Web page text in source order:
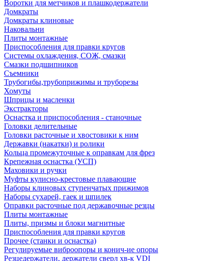
Воротки для метчиков и плашкодержатели
Домкраты
Домкраты клиновые
Наковальни
Плиты монтажные
Приспособления для правки кругов
Системы охлаждения, СОЖ, смазки
Смазки подшипников
Съемники
Трубогибы,трубоприжимы и труборезы
Хомуты
Шприцы и масленки
Экстракторы
Оснастка и приспособления - станочные
Головки делительные
Головки расточные и хвостовики к ним
Державки (накатки) и ролики
Кольца промежуточные к оправкам для фрез
Крепежная оснастка (УСП)
Маховики и ручки
Муфты кулисно-крестовые плавающие
Наборы клиновых ступенчатых прижимов
Наборы сухарей, гаек и шпилек
Оправки расточные под державочные резцы
Плиты монтажные
Плиты, призмы и блоки магнитные
Приспособления для правки кругов
Прочее (станки и оснастка)
Регулируемые виброопоры и конич-ие опоры
Резцедержатели, держатели сверл хв-к VDI